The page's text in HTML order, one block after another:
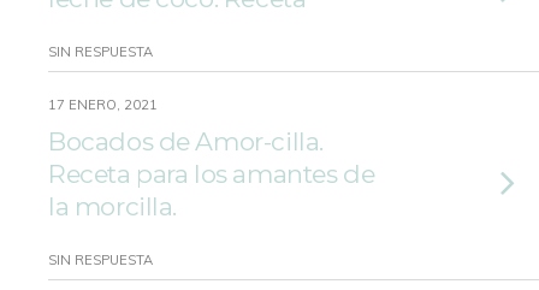
SIN RESPUESTA
17 ENERO, 2021
Bocados de Amor-cilla.
Receta para los amantes de
la morcilla.
SIN RESPUESTA